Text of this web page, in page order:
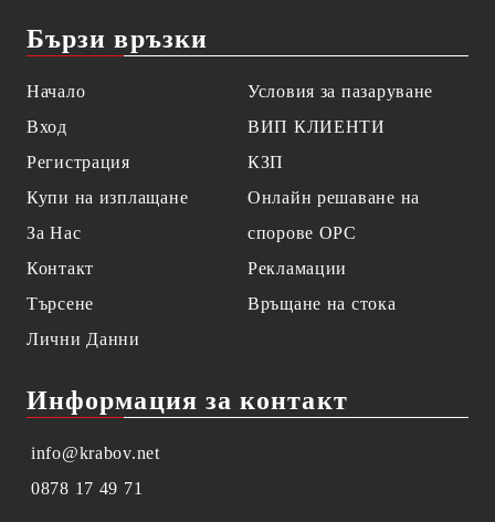
Бързи връзки
Начало
Вход
Регистрация
Купи на изплащане
За Нас
Контакт
Търсене
Лични Данни
Условия за пазаруване
ВИП КЛИЕНТИ
КЗП
Онлайн решаване на
спорове OPC
Рекламации
Връщане на стока
Информация за контакт
info@krabov.net
0878 17 49 71